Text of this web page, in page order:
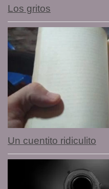
Los gritos
Un cuentito ridiculito